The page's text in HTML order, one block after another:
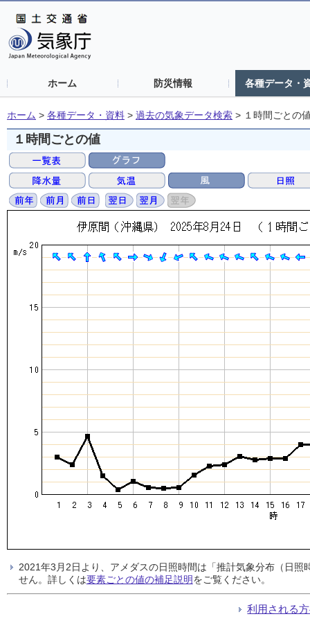
ホーム 防災情報 各種データ・
ホーム > 各種データ・資料 > 過去の気象データ検索 > １時間ごとの
１時間ごとの値
2021年3月2日より、アメダスの日照時間は「推計気象分布（日
せん。詳しくは要素ごとの値の補足説明をご覧ください。
利用される